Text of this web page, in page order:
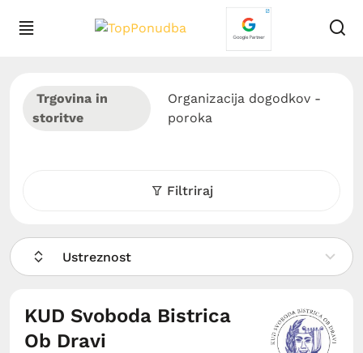
Trgovina in
storitve
Organizacija dogodkov -
poroka
Filtriraj
Ustreznost
KUD Svoboda Bistrica
Ob Dravi